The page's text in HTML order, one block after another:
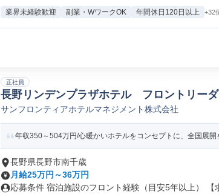
業界未経験歓迎 副業・WワークOK 年間休日120日以上 +32
正社員
長野リンデンプラザホテル フロントリー
サンフロンティアホテルマネジメント株式会社
年収350～504万円/心暖かいホテルをコンセプトに、全国展
長野県長野市南千歳
月給25万円～36万円
応募条件 宿泊施設のフロント経験（目安5年以上） 【